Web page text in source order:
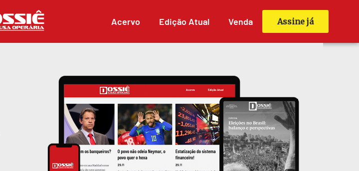
Acervo Edição Atual Venda Assine já